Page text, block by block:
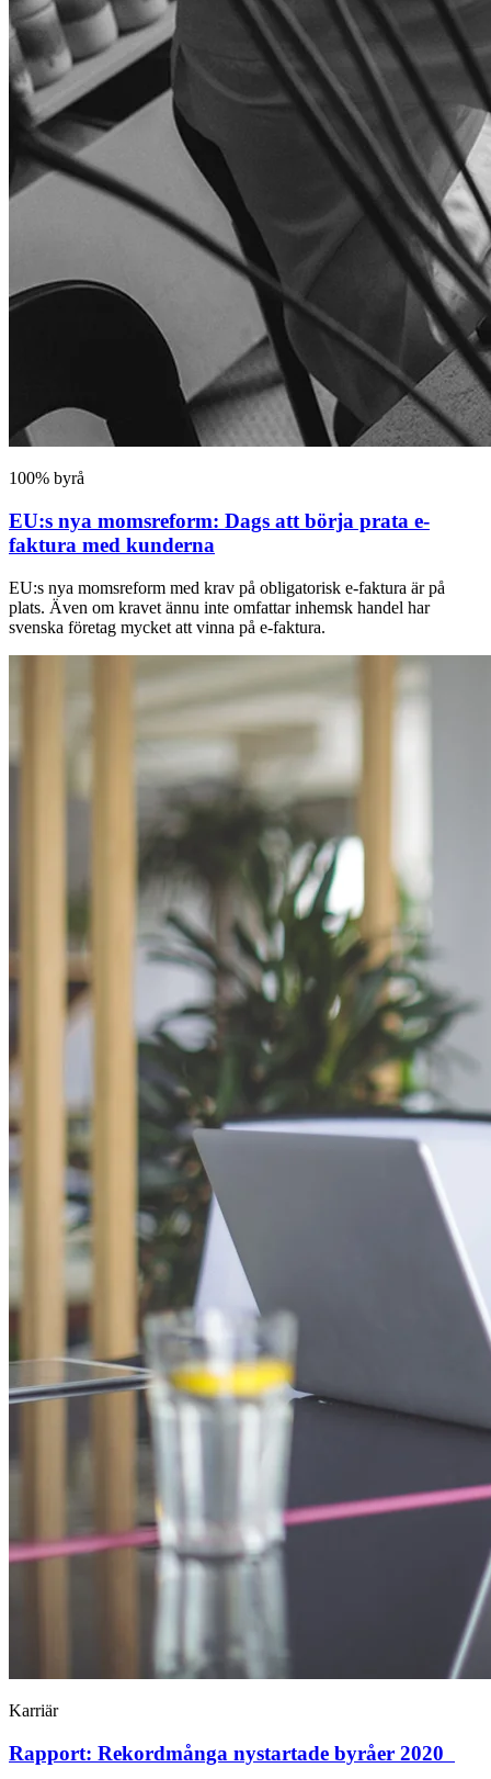
100% byrå
EU:s nya momsreform: Dags att börja prata e-
faktura med kunderna
EU:s nya momsreform med krav på obligatorisk e-faktura är på
plats. Även om kravet ännu inte omfattar inhemsk handel har
svenska företag mycket att vinna på e-faktura.
Karriär
Rapport: Rekordmånga nystartade byråer 2020